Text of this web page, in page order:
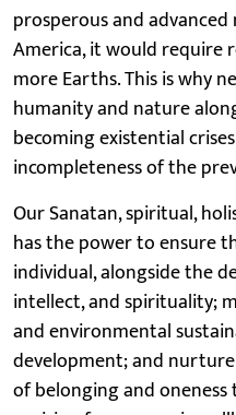
prosperous and
America, it would require
more Earths. This is why
humanity and nature
becoming existential
incompleteness of the
Our Sanatan, spiritual,
has the power to ensure
individual, alongside the
intellect, and spirituality;
and environmental
development; and
of belonging and